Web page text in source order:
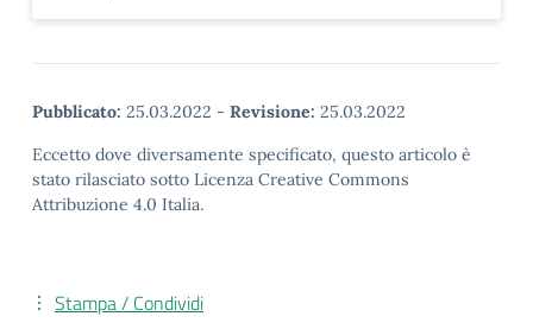
Pubblicato: 25.03.2022 - Revisione: 25.03.2022
Eccetto dove diversamente specificato, questo articolo è
stato rilasciato sotto Licenza Creative Commons
Attribuzione 4.0 Italia.
Stampa / Condividi